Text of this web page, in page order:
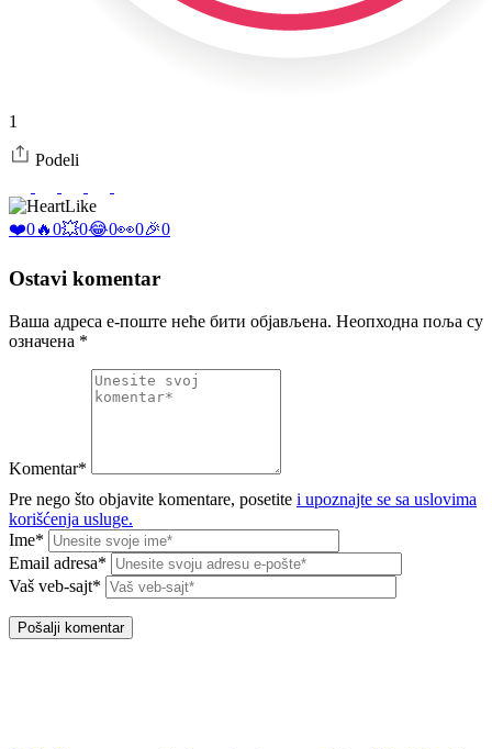
1
Podeli
Like
❤️0🔥0💥0😂0👀0🎉0
Ostavi komentar
Ваша адреса е-поште неће бити објављена. Неопходна поља су
означена *
Komentar*
Pre nego što objavite komentare, posetite i upoznajte se sa uslovima
korišćenja usluge.
Ime*
Email adresa*
Vaš veb-sajt*